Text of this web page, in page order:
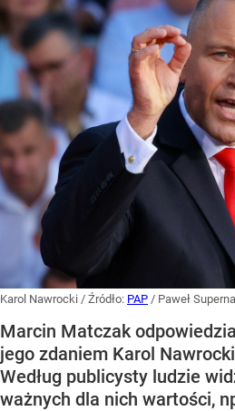
Karol Nawrocki / Źródło: PAP / Paweł
Marcin Matczak
jego zdaniem Karol
Według publicysty ludzie
ważnych dla nich wartości,